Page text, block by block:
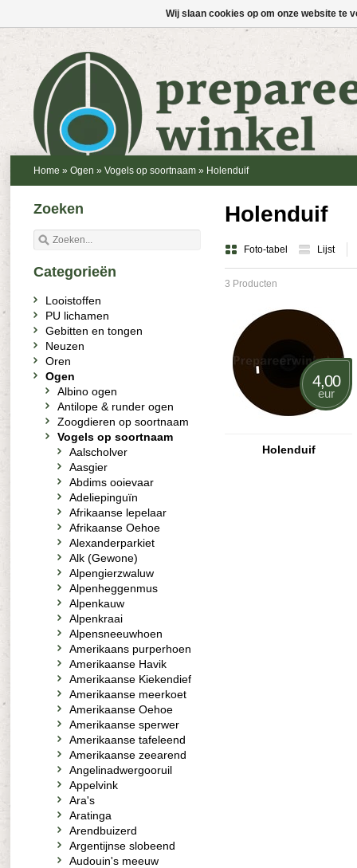
Home » Ogen » Vogels op soortnaam » Holenduif
Holenduif
Foto-tabel Lijst
3 Producten
4,00
eur
Holenduif
Zoeken
Categorieën
Looistoffen
PU lichamen
Gebitten en tongen
Neuzen
Oren
Ogen
Albino ogen
Antilope & runder ogen
Zoogdieren op soortnaam
Vogels op soortnaam
Aalscholver
Aasgier
Abdims ooievaar
Adeliepinguïn
Afrikaanse lepelaar
Afrikaanse Oehoe
Alexanderparkiet
Alk (Gewone)
Alpengierzwaluw
Alpenheggenmus
Alpenkauw
Alpenkraai
Alpensneeuwhoen
Amerikaans purperhoen
Amerikaanse Havik
Amerikaanse Kiekendief
Amerikaanse meerkoet
Amerikaanse Oehoe
Amerikaanse sperwer
Amerikaanse tafeleend
Amerikaanse zeearend
Angelinadwergooruil
Appelvink
Ara's
Aratinga
Arendbuizerd
Argentijnse slobeend
Audouin's meeuw
Wij slaan cookies op om onze website te